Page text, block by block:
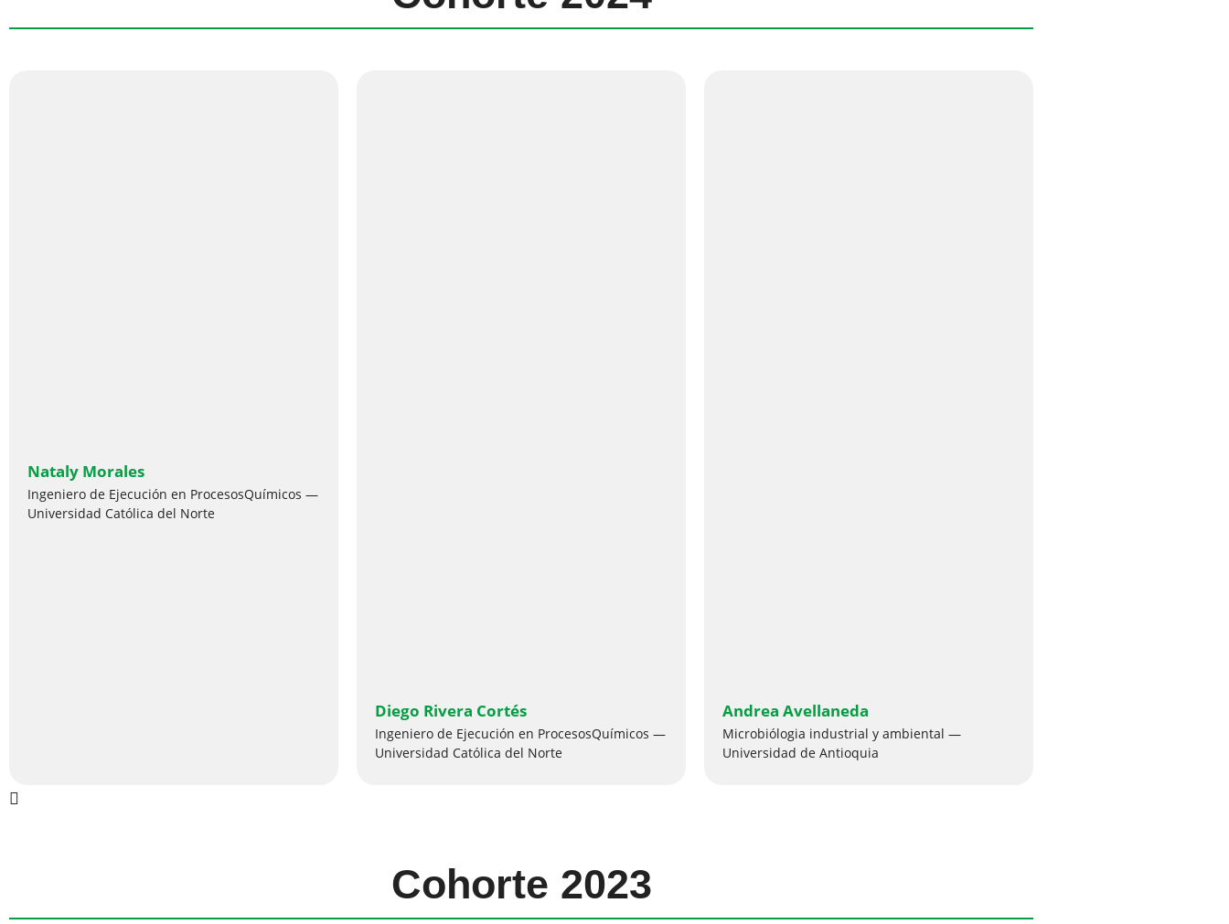
Nataly Morales
Ingeniero de Ejecución en ProcesosQuímicos —
Universidad Católica del Norte
Diego Rivera Cortés
Ingeniero de Ejecución en ProcesosQuímicos —
Universidad Católica del Norte
Andrea Avellaneda
Microbiólogia industrial y ambiental —
Universidad de Antioquia
Cohorte 2023